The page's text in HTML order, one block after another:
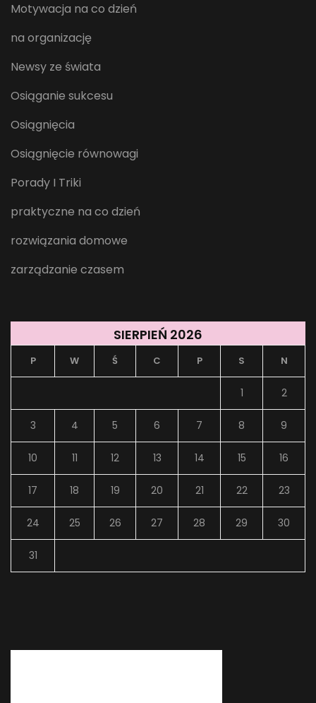
Motywacja na co dzień
na organizację
Newsy ze świata
Osiąganie sukcesu
Osiągnięcia
Osiągnięcie równowagi
Porady I Triki
praktyczne na co dzień
rozwiązania domowe
zarządzanie czasem
SIERPIEŃ 2026
P W Ś C P S N
1 2
3 4 5 6 7 8 9
10 11 12 13 14 15 16
17 18 19 20 21 22 23
24 25 26 27 28 29 30
31